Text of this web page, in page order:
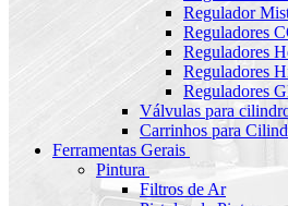
Regulador
Reguladores
Reguladores
Reguladores
Reguladores
Válvulas para
Carrinhos para
Ferramentas Gerais
Pintura
Filtros de Ar